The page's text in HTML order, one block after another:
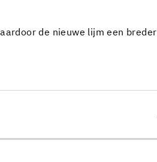
de nieuwe lijm een breder